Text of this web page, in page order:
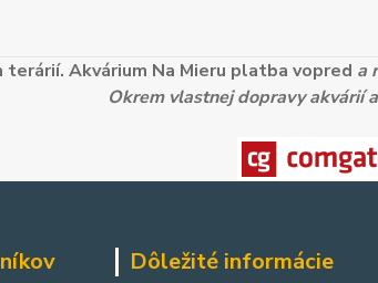
terárií. Akvárium Na Mieru platba vopred a
Okrem vlastnej dopravy akvárií
Dôležité informácie